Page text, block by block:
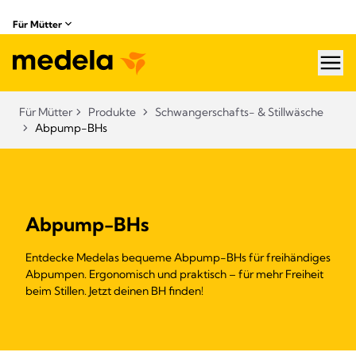
Für Mütter
Für Mütter Produkte
Schwangerschafts- & Stillwäsche​
Abpump-BHs
Abpump-BHs
Entdecke Medelas bequeme Abpump-BHs für freihändiges
Abpumpen. Ergonomisch und praktisch – für mehr Freiheit
beim Stillen. Jetzt deinen BH finden!